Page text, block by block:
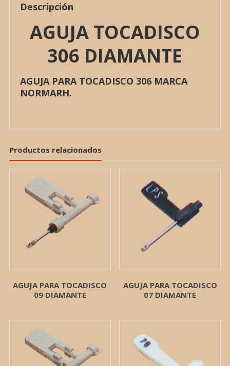
Descripción
AGUJA TOCADISCO
306 DIAMANTE
AGUJA PARA TOCADISCO 306 MARCA
NORMARH.
Productos relacionados
AGUJA PARA TOCADISCO
09 DIAMANTE
AGUJA PARA TOCADISCO
07 DIAMANTE